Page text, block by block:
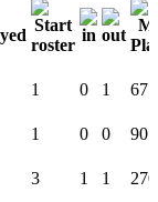
1 0 1 67
1 0 0 90
3 1 1
270